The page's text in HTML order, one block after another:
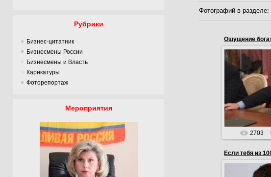
Рубрики
Бизнес-цитатник
Бизнесмены России
Бизнесмены и Власть
Карикатуры
Фоторепортаж
Мероприятия
Фотографий в разделе:
Ощущение
когда ты сам
заплатить.
2703